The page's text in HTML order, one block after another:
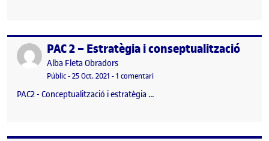
Publicat perPAC 2 – Estratègia i conseptualització
Publicat per
Alba Fleta Obradors
Visibilitat:
Públic-Data de publicació
25 Oct. 2021 -1 comentaria PAC 2 – Estratègia i
PAC2 - Conceptualització i estratègia …